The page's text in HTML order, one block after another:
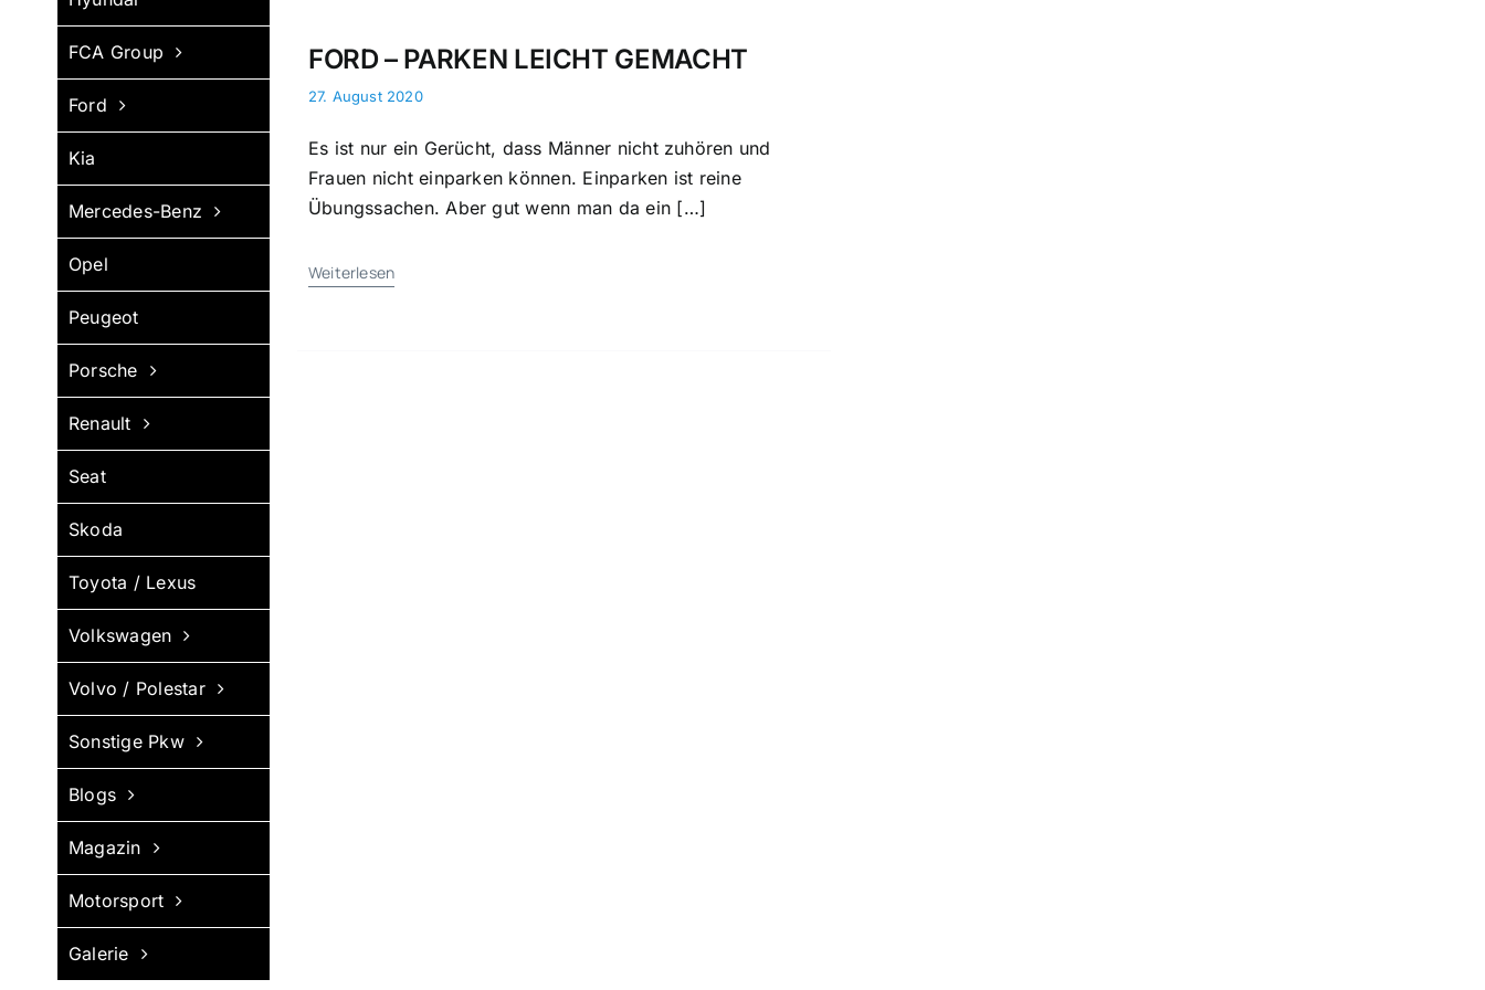
FCA Group
Ford
Kia
Mercedes-Benz
Opel
Peugeot
Porsche
Renault
Seat
Skoda
Toyota / Lexus
Volkswagen
Volvo / Polestar
Sonstige Pkw
Blogs
Magazin
Motorsport
Galerie
FORD – PARKEN LEICHT GEMACHT
27. August 2020
Es ist nur ein Gerücht, dass Männer nicht zuhören und
Frauen nicht einparken können. Einparken ist reine
Übungssachen. Aber gut wenn man da ein […]
Weiterlesen